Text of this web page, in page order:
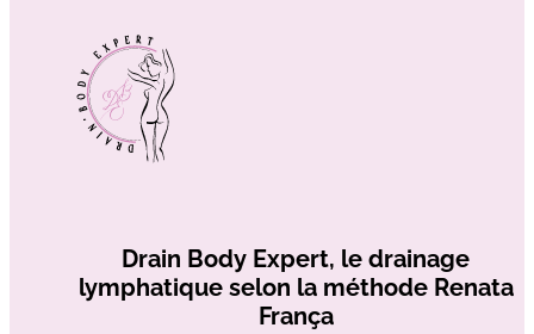
Drain Body Expert, le drainage
lymphatique selon la méthode Renata
França